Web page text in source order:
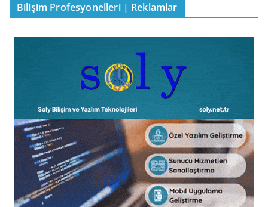
Bilişim Profesyonelleri | Reklamlar